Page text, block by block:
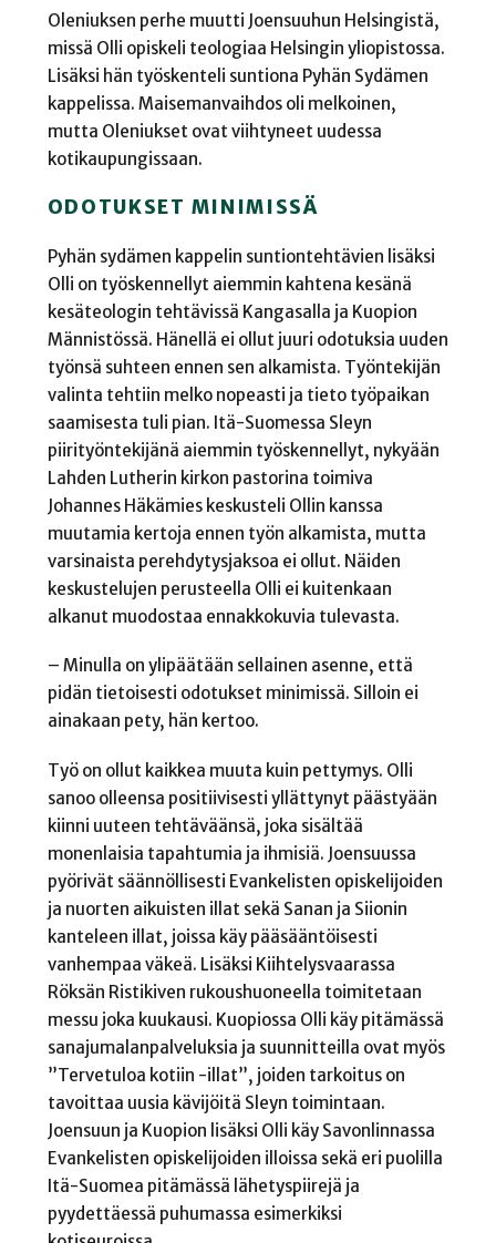
Oleniuksen perhe muutti Joensuuhun Helsingistä,
missä Olli opiskeli teologiaa Helsingin yliopistossa.
Lisäksi hän työskenteli suntiona Pyhän Sydämen
kappelissa. Maisemanvaihdos oli melkoinen,
mutta Oleniukset ovat viihtyneet uudessa
kotikaupungissaan.
ODOTUKSET MINIMISSÄ
Pyhän sydämen kappelin suntiontehtävien lisäksi
Olli on työskennellyt aiemmin kahtena kesänä
kesäteologin tehtävissä Kangasalla ja Kuopion
Männistössä. Hänellä ei ollut juuri odotuksia uuden
työnsä suhteen ennen sen alkamista. Työntekijän
valinta tehtiin melko nopeasti ja tieto työpaikan
saamisesta tuli pian. Itä-Suomessa Sleyn
piirityöntekijänä aiemmin työskennellyt, nykyään
Lahden Lutherin kirkon pastorina toimiva
Johannes Häkämies keskusteli Ollin kanssa
muutamia kertoja ennen työn alkamista, mutta
varsinaista perehdytysjaksoa ei ollut. Näiden
keskustelujen perusteella Olli ei kuitenkaan
alkanut muodostaa ennakkokuvia tulevasta.
– Minulla on ylipäätään sellainen asenne, että
pidän tietoisesti odotukset minimissä. Silloin ei
ainakaan pety, hän kertoo.
Työ on ollut kaikkea muuta kuin pettymys. Olli
sanoo olleensa positiivisesti yllättynyt päästyään
kiinni uuteen tehtäväänsä, joka sisältää
monenlaisia tapahtumia ja ihmisiä. Joensuussa
pyörivät säännöllisesti Evankelisten opiskelijoiden
ja nuorten aikuisten illat sekä Sanan ja Siionin
kanteleen illat, joissa käy pääsääntöisesti
vanhempaa väkeä. Lisäksi Kiihtelysvaarassa
Röksän Ristikiven rukoushuoneella toimitetaan
messu joka kuukausi. Kuopiossa Olli käy pitämässä
sanajumalanpalveluksia ja suunnitteilla ovat myös
”Tervetuloa kotiin -illat”, joiden tarkoitus on
tavoittaa uusia kävijöitä Sleyn toimintaan.
Joensuun ja Kuopion lisäksi Olli käy Savonlinnassa
Evankelisten opiskelijoiden illoissa sekä eri puolilla
Itä-Suomea pitämässä lähetyspiirejä ja
pyydettäessä puhumassa esimerkiksi